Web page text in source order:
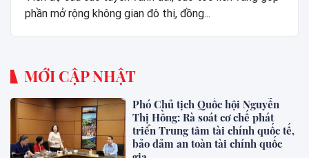
phần mở rộng không gian đô thị, đồng...
MỚI CẬP NHẬT
Phó Chủ tịch Quốc hội Nguyễn
Thị Hồng: Rà soát cơ chế phát
triển Trung tâm tài chính quốc tế,
bảo đảm an toàn tài chính quốc